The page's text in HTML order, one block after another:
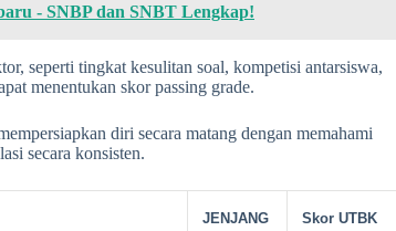
- SNBP dan SNBT Lengkap!
seperti tingkat kesulitan soal, kompetisi antarsiswa,
menentukan skor passing grade.
diri secara matang dengan memahami
secara konsisten.
JENJANG Skor UTBK